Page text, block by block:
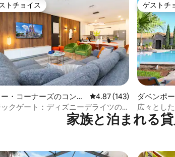
星中4.79つ星の平均評価
トチョイス
トチョイス
・コーナーズのコンド
ム
レビュー143件、5つ星中
4.87 (143)
クゲート：ディズニーデライツの
にある素晴らしいコンドミニアム
ゲストチ
ゲストチ
ダベンポ
ム
広々とし
2室 1階
家族と泊まれる